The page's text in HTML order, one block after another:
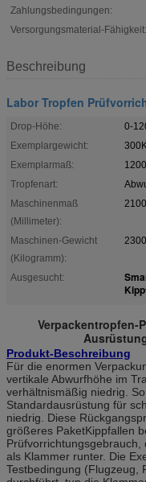
Zahlungsbedingungen:
Versorgungsmaterial-Fähigkeit:
Beschreibung
Labor Tropfen
Drop-Höhe:
0-
Exemplargewicht:
Exemplarmaß:
Tropfenart:
Maschinenmaß
(Millimeter):
Maschinen-Gewicht
(Kilogramm):
2300
Ausgesucht:
Verpackentropfen-
Produkt-Beschreibung
Für die enormen
vertikale Abwurfhöhe im
verhältnismäßig niedrig.
Standardausrüstung für
niedrig. Diese
größeres PaketKippfallen
als Klammer runter. Die
Testbedingung (Flugzeug,